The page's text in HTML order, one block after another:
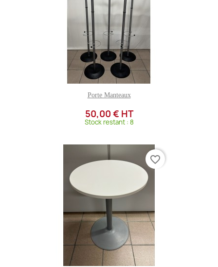
Porte Manteaux
50,00 € HT
Stock restant : 8
favorite_border